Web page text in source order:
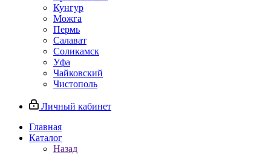
Кунгур
Можга
Пермь
Салават
Соликамск
Уфа
Чайковский
Чистополь
Личный кабинет
Главная
Каталог
Назад